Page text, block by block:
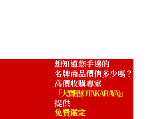
想知道您手邊的
名牌商品價值多少嗎？
高價收購專家
「大寶屋 (OTAKARAYA)」
提供
免費鑑定